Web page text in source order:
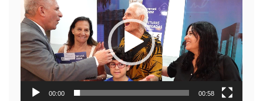
de
video
00:00 00:58